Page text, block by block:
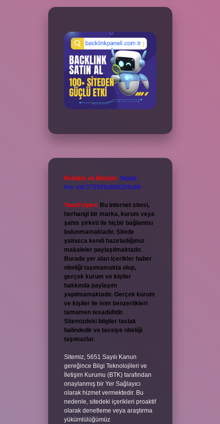
Reklam ve İletişim: Skype:
live:.cid.575569c608265c69
Yasal Uyarı: Bu internet sitesi,
herhangi bir marka, kurum veya
şahıs şirketi ile hiçbir bağlantısı
bulunmamaktadır. Sitede
yalnızca kendi hazırladığımız
makaleler paylaşılmaktadır.
Burada yer alan içerikler haber
niteliği taşımamakta olup,
gerçek kurum ve kişiler
hakkında paylaşım
yapılmamaktadır. Gerçek kurum
ve kişiler ile isim benzerlikleri
tamamen tesadüfidir.
Sitemizdeki bilgiler taslak
halindedir ve tavsiye niteliği
taşımazlar.
Sitemiz, 5651 Sayılı Kanun
gereğince Bilgi Teknolojileri ve
İletişim Kurumu (BTK) tarafından
onaylanmış bir Yer Sağlayıcı
olarak hizmet vermektedir. Bu
nedenle, sitedeki içerikleri proaktif
olarak denetleme veya araştırma
yükümlülüğümüz